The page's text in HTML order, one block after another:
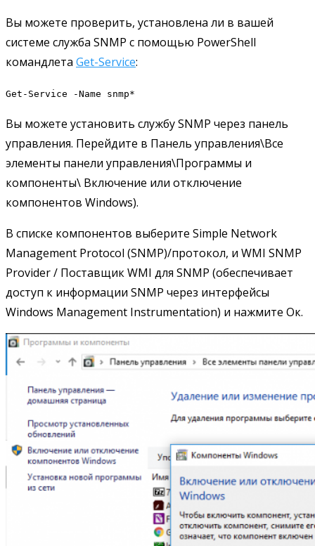
Вы можете проверить, установлена ли в вашей
системе служба SNMP с помощью PowerShell
командлета Get-Service:
Get-Service -Name snmp*
Вы можете установить службу SNMP через панель
управления. Перейдите в Панель управления\Все
элементы панели управления\Программы и
компоненты\ Включение или отключение
компонентов Windows).
В списке компонентов выберите Simple Network
Management Protocol (SNMP)/протокол, и WMI SNMP
Provider / Поставщик WMI для SNMP (обеспечивает
доступ к информации SNMP через интерфейсы
Windows Management Instrumentation) и нажмите Ок.